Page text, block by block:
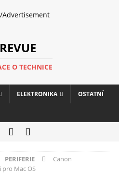
Advertisement
O TECHNICE
ELEKTRONIKA OSTATNÍ
PERIFERIE
Canon
pro Mac OS